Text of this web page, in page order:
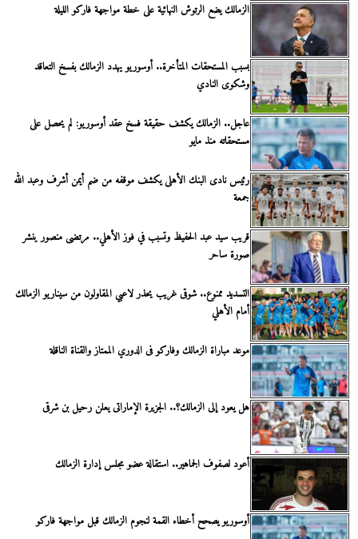
الزمالك يضع الرتوش النهائية على خطة مواجهة فاركو الليلة
بسبب المستحقات المتأخرة.. أوسوريو يهدد الزمالك بفسخ التعاقد
وشكوى النادي
عاجل.. الزمالك يكشف حقيقة فسخ عقد أوسوريو: لم يحصل على
مستحقاته منذ مايو
رئيس نادى البنك الأهلى يكشف موقفه من ضم أيمن أشرف وعبد الله
جمعة
قريب سيد عبد الحفيظ وتسبب في فوز الأهلي.. مرتضى منصور ينشر
صورة ساحر
التسديد ممنوع.. شوقى غريب يحذر لاعبي المقاولون من سيناريو الزمالك
أمام الأهلي
موعد مباراة الزمالك وفاركو فى الدوري الممتاز والقناة الناقلة
هل يعود إلى الزمالك؟.. الجزيرة الإماراتى يعلن رحيل بن شرقى
أعود لصفوف الجماهير.. استقالة عضو مجلس إدارة الزمالك
أوسوريو يصحح أخطاء القمة لنجوم الزمالك قبل مواجهة فاركو